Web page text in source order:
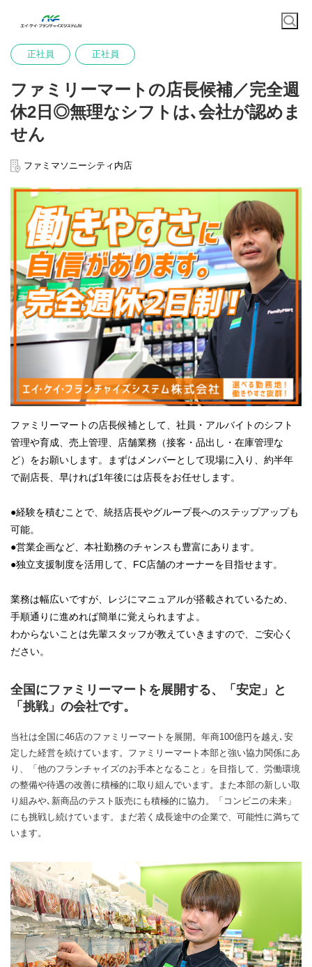
正社員 正社員
ファミリーマートの店長候補／完全週
休2日◎無理なシフトは､会社が認めま
せん
ファミマソニーシティ内店
ファミリーマートの店長候補として、社員・アルバイトのシフト
管理や育成、売上管理、店舗業務（接客・品出し・在庫管理な
ど）をお願いします。まずはメンバーとして現場に入り、約半年
で副店長、早ければ1年後には店長をお任せします。
●経験を積むことで、統括店長やグループ長へのステップアップも
可能。
●営業企画など、本社勤務のチャンスも豊富にあります。
●独立支援制度を活用して、FC店舗のオーナーを目指せます。
業務は幅広いですが、レジにマニュアルが搭載されているため、
手順通りに進めれば簡単に覚えられますよ。
わからないことは先輩スタッフが教えていきますので、ご安心く
ださい。
全国にファミリーマートを展開する、「安定」と
「挑戦」の会社です。
当社は全国に46店のファミリーマートを展開。年商100億円を越え､安
定した経営を続けています。ファミリーマート本部と強い協力関係にあ
り、「他のフランチャイズのお手本となること」を目指して、労働環境
の整備や待遇の改善に積極的に取り組んでいます。また本部の新しい取
り組みや､新商品のテスト販売にも積極的に協力。「コンビニの未来」
にも挑戦し続けています。まだ若く成長途中の企業で、可能性に満ちて
います。